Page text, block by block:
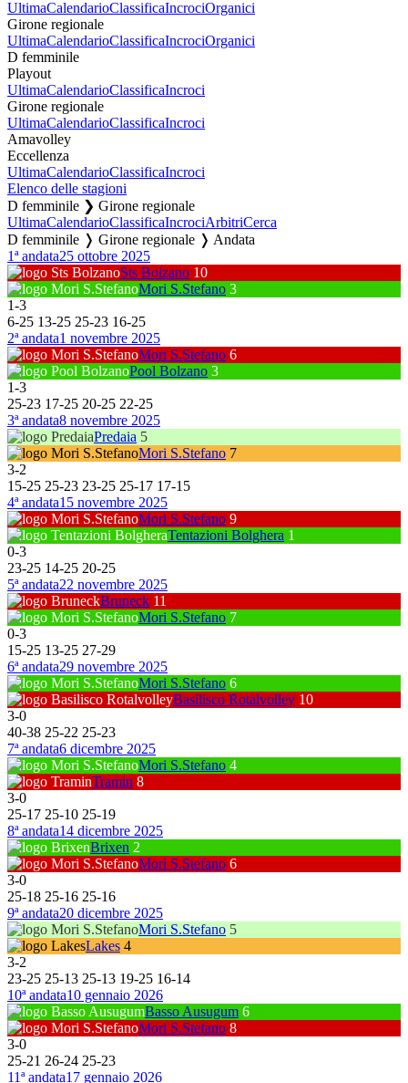
UltimaCalendarioClassificaIncrociOrganici
Girone regionale
UltimaCalendarioClassificaIncrociOrganici
D femminile
Playout
UltimaCalendarioClassificaIncroci
Girone regionale
UltimaCalendarioClassificaIncroci
Amavolley
Eccellenza
UltimaCalendarioClassificaIncroci
Elenco delle stagioni
D femminile ❯ Girone regionale
UltimaCalendarioClassificaIncrociArbitriCerca
D femminile ❭ Girone regionale ❭ Andata
1ª andata25 ottobre 2025
Sts Bolzano 10
Mori S.Stefano 3
1-3
6-25 13-25 25-23 16-25
2ª andata1 novembre 2025
Mori S.Stefano 6
Pool Bolzano 3
1-3
25-23 17-25 20-25 22-25
3ª andata8 novembre 2025
Predaia 5
Mori S.Stefano 7
3-2
15-25 25-23 23-25 25-17 17-15
4ª andata15 novembre 2025
Mori S.Stefano 9
Tentazioni Bolghera 1
0-3
23-25 14-25 20-25
5ª andata22 novembre 2025
Bruneck 11
Mori S.Stefano 7
0-3
15-25 13-25 27-29
6ª andata29 novembre 2025
Mori S.Stefano 6
Basilisco Rotalvolley 10
3-0
40-38 25-22 25-23
7ª andata6 dicembre 2025
Mori S.Stefano 4
Tramin 8
3-0
25-17 25-10 25-19
8ª andata14 dicembre 2025
Brixen 2
Mori S.Stefano 6
3-0
25-18 25-16 25-16
9ª andata20 dicembre 2025
Mori S.Stefano 5
Lakes 4
3-2
23-25 25-13 25-13 19-25 16-14
10ª andata10 gennaio 2026
Basso Ausugum 6
Mori S.Stefano 8
3-0
25-21 26-24 25-23
11ª andata17 gennaio 2026